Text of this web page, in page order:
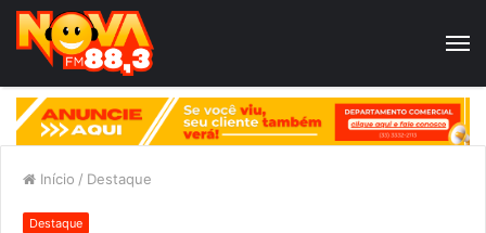
Início / Destaque
Destaque